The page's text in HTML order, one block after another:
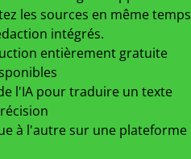
les sources en même temps
intégrés.
entièrement gratuite
l'IA pour traduire un texte
à l'autre sur une plateforme